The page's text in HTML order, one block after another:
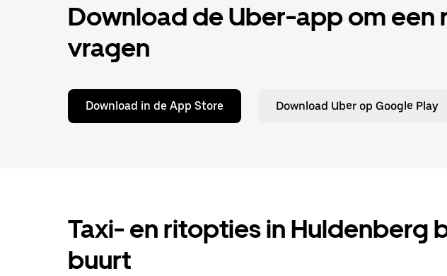
Download de Uber-app om een
vragen
Download in de App Store Download Uber op Google Play
Taxi- en ritopties in Huldenberg
buurt